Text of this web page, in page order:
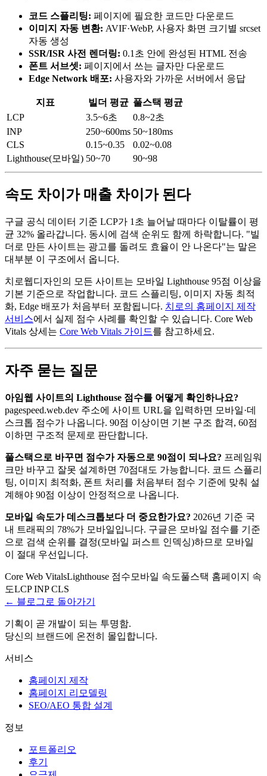
코드 스플리팅: 페이지에 필요한 코드만 다운로드
이미지 자동 변환: AVIF·WebP, 사용자 화면 크기별 srcset
자동 생성
SSR/ISR 사전 렌더링: 0.1초 안에 완성된 HTML 전송
폰트 서브셋: 페이지에서 쓰는 글자만 다운로드
Edge Network 배포: 사용자와 가까운 서버에서 응답
지표 빌더 평균 풀스택 평균
LCP
3.5~6초
0.8~2초
INP
250~600ms 50~180ms
CLS
0.15~0.35
0.02~0.08
Lighthouse(모바일) 50~70 90~98
속도 차이가 매출 차이가 된다
구글 공식 데이터 기준 LCP가 1초 늘어날 때마다 이탈률이 평
균 32% 올라갑니다. 동시에 검색 순위도 함께 하락합니다. "빌
더로 만든 사이트는 광고를 돌려도 효율이 안 나온다"는 말은
대부분 이 구조에서 옵니다.
치로웹디자인의 모든 사이트는 모바일 Lighthouse 95점 이상을
기본 기준으로 작업합니다. 코드 스플리팅, 이미지 자동 최적
화, Edge 배포가 처음부터 포함됩니다. 치로의 홈페이지 제작
서비스에서 실제 점수 사례를 확인할 수 있습니다. Core Web
Vitals 상세는 Core Web Vitals 가이드를 참고하세요.
자주 묻는 질문
아임웹 사이트의 Lighthouse 점수를 어떻게 확인하나요?
pagespeed.web.dev 주소에 사이트 URL을 입력하면 모바일·데
스크톱 점수가 나옵니다. 90점 이상이면 기본 구조 합격, 60점
이하면 구조적 문제로 판단합니다.
풀스택으로 바꾸면 점수가 자동으로 90점이 되나요? 프레임워
크만 바꾸고 잘못 설계하면 70점대도 가능합니다. 코드 스플리
팅, 이미지 최적화, 폰트 처리를 처음부터 점수 기준에 맞춰 설
계해야 90점 이상이 안정적으로 나옵니다.
모바일 속도가 데스크톱보다 더 중요한가요? 2026년 기준 국
내 트래픽의 78%가 모바일입니다. 구글은 모바일 점수를 기준
으로 검색 순위를 결정(모바일 퍼스트 인덱싱)하므로 모바일
이 절대 우선입니다.
Core Web VitalsLighthouse 점수 모바일 속도풀스택 홈페이지 속
도LCP INP CLS
← 블로그로 돌아가기
기획이 곧 개발이 되는 투명함.
당신의 브랜드에 온전히 몰입합니다.
서비스
홈페이지 제작
홈페이지 리모델링
SEO/AEO 통합 설계
정보
포트폴리오
후기